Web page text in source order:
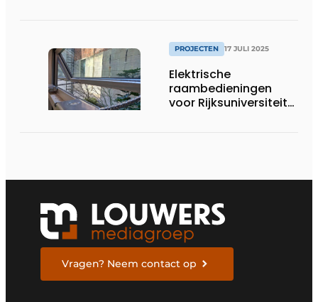
PROJECTEN 17 JULI 2025
Elektrische
raambedieningen
voor Rijksuniversiteit
Vragen? Neem contact op